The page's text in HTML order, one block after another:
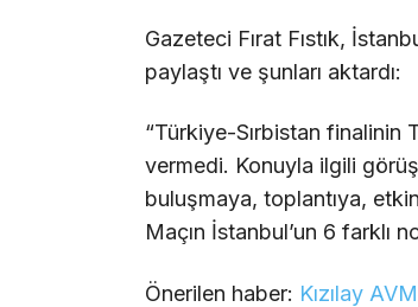
Gazeteci Fırat Fıstık,
paylaştı ve şunları aktardı:
“Türkiye-Sırbistan finalinin
vermedi. Konuyla ilgili
buluşmaya, toplantıya,
Maçın İstanbul’un 6 farklı
Önerilen haber: Kızılay